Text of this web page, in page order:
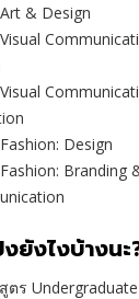
& Design
Design
Branding
ยังไงบ้างนะ
ร